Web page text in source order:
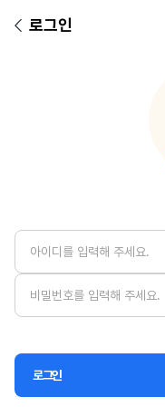
로그인
아이디
비밀번호